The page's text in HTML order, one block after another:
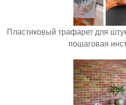
Пластиковый трафарет для
пошаговая